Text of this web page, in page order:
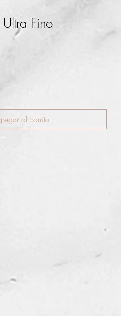
Fino
al carrito